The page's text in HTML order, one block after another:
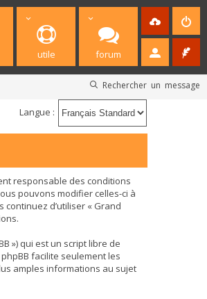
utile forum
Rechercher un message
Langue :
responsable des conditions
pouvons modifier celles-ci à
d’utiliser « Grand
») qui est un script libre de
phpBB facilite seulement les
amples informations au sujet